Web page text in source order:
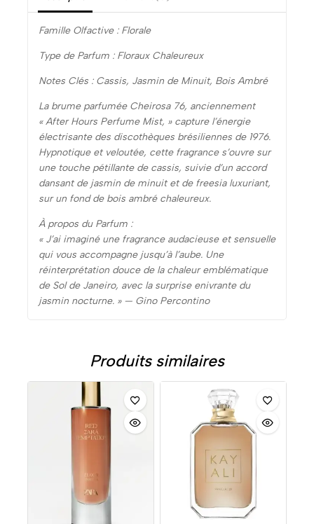
Famille Olfactive : Florale
Type de Parfum : Floraux Chaleureux
Notes Clés : Cassis, Jasmin de Minuit, Bois Ambré
La brume parfumée Cheirosa 76, anciennement
« After Hours Perfume Mist, » capture l’énergie
électrisante des discothèques brésiliennes de 1976.
Hypnotique et veloutée, cette fragrance s’ouvre sur
une touche pétillante de cassis, suivie d’un accord
dansant de jasmin de minuit et de freesia luxuriant,
sur un fond de bois ambré chaleureux.
À propos du Parfum :
« J’ai imaginé une fragrance audacieuse et sensuelle
qui vous accompagne jusqu’à l’aube. Une
réinterprétation douce de la chaleur emblématique
de Sol de Janeiro, avec la surprise enivrante du
jasmin nocturne. » — Gino Percontino
Produits similaires